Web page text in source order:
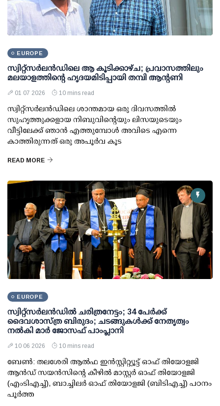
EUROPE
സ്വിറ്റ്സർലൻഡിലെ ആ കൂടിക്കാഴ്ച; പ്രവാസത്തിലും
മലയാളത്തിന്റെ ഹൃദയമിടിപ്പായി തമ്പി ആന്റണി
01 07 2026 10 mins read
സ്വിറ്റ്സർലൻഡിലെ ശാന്തമായ ഒരു ദിവസത്തിൽ
സുഹൃത്തുക്കളായ നിബുവിന്റെയും ലിസയുടെയും
വീട്ടിലേക്ക് ഞാൻ എത്തുമ്പോൾ അവിടെ എന്നെ
കാത്തിരുന്നത് ഒരു അപൂർവ കൂട
READ MORE
EUROPE
സ്വിറ്റ്സർലൻഡിൽ ചരിത്രനേട്ടം; 34 പേർക്ക്
ദൈവശാസ്ത്ര ബിരുദം; ചടങ്ങുകൾക്ക് നേതൃത്വം
നൽകി മാർ ജോസഫ് പാംപ്ലാനി
10 06 2026 10 mins read
ബേൺ: തലശേരി ആൽഫ ഇൻസ്റ്റിറ്റ്യൂട്ട് ഓഫ് തിയോളജി
ആൻഡ് സയൻസിന്റെ കീഴിൽ മാസ്റ്റർ ഓഫ് തിയോളജി
(എംടിഎച്ച്), ബാച്ചിലർ ഓഫ് തിയോളജി (ബി‌ടിഎച്ച്) പഠനം
പൂർത്ത